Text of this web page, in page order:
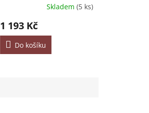
Skladem (5 ks)
1 193 Kč
Do košíku